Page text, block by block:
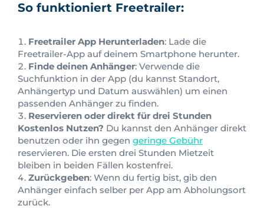
So funktioniert Freetrailer:
Freetrailer App Herunterladen: Lade die
Freetrailer-App auf deinem Smartphone herunter.
Finde deinen Anhänger: Verwende die
Suchfunktion in der App (du kannst Standort,
Anhängertyp und Datum auswählen) um einen
passenden Anhänger zu finden.
Reservieren oder direkt für drei Stunden
Kostenlos Nutzen? Du kannst den Anhänger direkt
benutzen oder ihn gegen geringe Gebühr
reservieren. Die ersten drei Stunden Mietzeit
bleiben in beiden Fällen kostenfrei.
Zurückgeben: Wenn du fertig bist, gib den
Anhänger einfach selber per App am Abholungsort
zurück.